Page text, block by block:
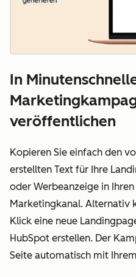
In
veröffentlichen
Kopieren Sie einfach den
erstellten Text für Ihre
oder Werbeanzeige in
Marketingkanal. Alternativ
Klick eine neue
HubSpot erstellen. Der
Seite automatisch mit